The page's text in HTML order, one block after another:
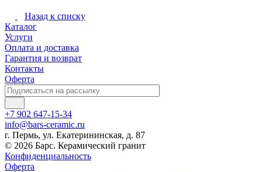
Назад к списку
Каталог
Услуги
Оплата и доставка
Гарантия и возврат
Контакты
Оферта
+7 902 647-15-34
info@bars-ceramic.ru
г. Пермь, ул. Екатерининская, д. 87
© 2026 Барс. Керамический гранит
Конфиденциальность
Оферта